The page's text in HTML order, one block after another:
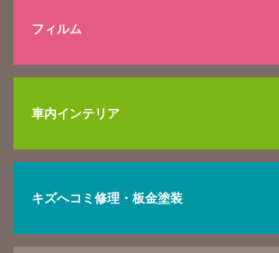
フィルム
車内インテリア
キズへコミ修理・板金塗装